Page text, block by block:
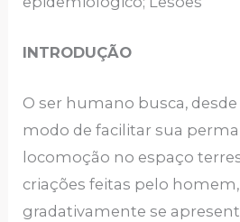
INTRODUÇÃO
O ser humano busca,
modo de facilitar sua
locomoção no espaço
criações feitas pelo
gradativamente se